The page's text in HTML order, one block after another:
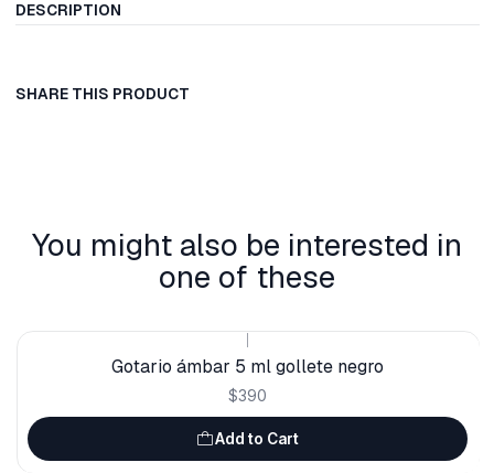
DESCRIPTION
SHARE THIS PRODUCT
You might also be interested in
one of these
Gotario ámbar 5 ml gollete negro
$390
Add to Cart